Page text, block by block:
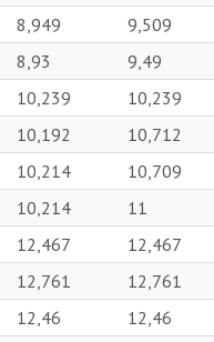
8,949
9,509
8,93
9,49
10,239
10,239
10,192
10,712
10,214
10,709
10,214
11
12,467
12,467
12,761
12,761
12,46
12,46